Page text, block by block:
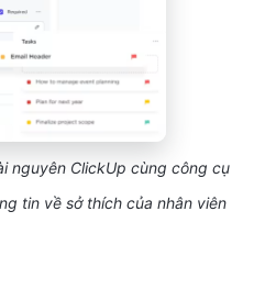
nguyên ClickUp cùng công cụ
tin về sở thích của nhân viên